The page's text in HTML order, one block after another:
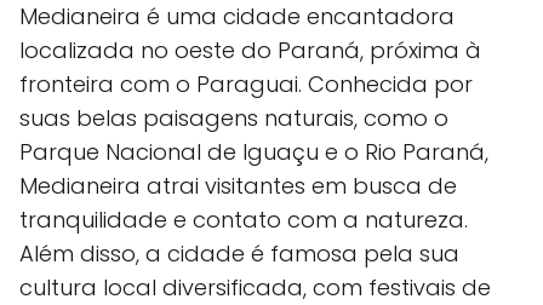
Medianeira é uma cidade encantadora
localizada no oeste do Paraná, próxima à
fronteira com o Paraguai. Conhecida por
suas belas paisagens naturais, como o
Parque Nacional de Iguaçu e o Rio Paraná,
Medianeira atrai visitantes em busca de
tranquilidade e contato com a natureza.
Além disso, a cidade é famosa pela sua
cultura local diversificada, com festivais de